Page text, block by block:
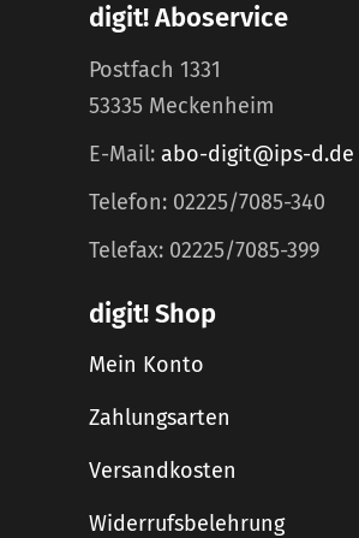
digit! Aboservice
Postfach 1331
53335 Meckenheim
E-Mail: abo-digit@ips-d.de
Telefon: 02225/7085-340
Telefax: 02225/7085-399
digit! Shop
Mein Konto
Zahlungsarten
Versandkosten
Widerrufsbelehrung